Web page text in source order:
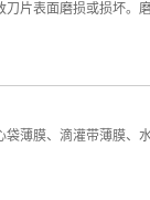
片表面磨损或损坏
薄膜、滴灌带薄膜